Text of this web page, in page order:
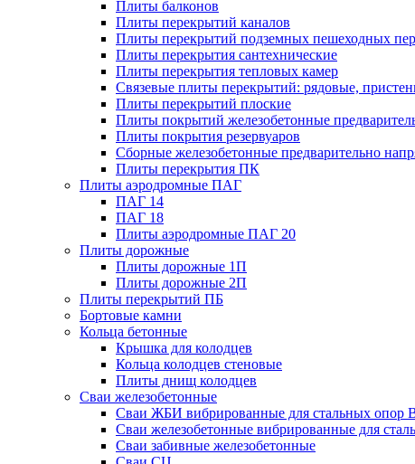
Плиты балконов
Плиты перекрытий каналов
Плиты перекрытий подземных пешеходных
Плиты перекрытия сантехнические
Плиты перекрытия тепловых камер
Связевые плиты перекрытий: рядовые,
Плиты перекрытий плоские
Плиты покрытий железобетонные
Плиты покрытия резервуаров
Сборные железобетонные предварительно
Плиты перекрытия ПК
Плиты аэродромные ПАГ
ПАГ 14
ПАГ 18
Плиты аэродромные ПАГ 20
Плиты дорожные
Плиты дорожные 1П
Плиты дорожные 2П
Плиты перекрытий ПБ
Бортовые камни
Кольца бетонные
Крышка для колодцев
Кольца колодцев стеновые
Плиты днищ колодцев
Сваи железобетонные
Сваи ЖБИ вибрированные для стальных опор
Сваи железобетонные вибрированные для
Сваи забивные железобетонные